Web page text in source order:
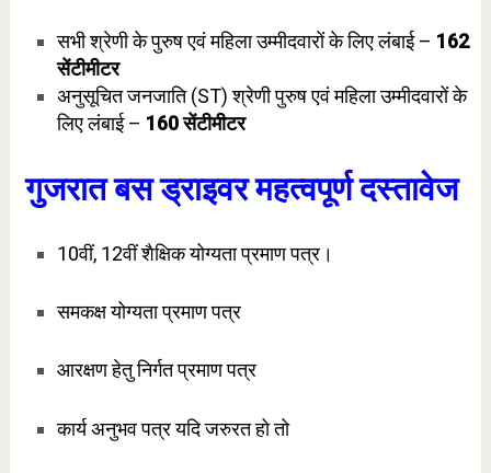
सभी श्रेणी के पुरुष एवं महिला उम्मीदवारों के लिए लंबाई – 162
सेंटीमीटर
अनुसूचित जनजाति (ST) श्रेणी पुरुष एवं महिला उम्मीदवारों के
लिए लंबाई – 160 सेंटीमीटर
गुजरात बसड्राइवर महत्वपूर्ण दस्तावेज
10वीं, 12वीं शैक्षिक योग्यता प्रमाण पत्र।
समकक्ष योग्यता प्रमाण पत्र
आरक्षण हेतु निर्गत प्रमाण पत्र
कार्य अनुभव पत्र यदि जरुरत हो तो